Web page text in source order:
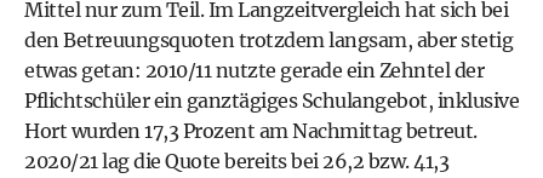
Mittel nur zum Teil. Im Langzeitvergleich hat sich bei
den Betreuungsquoten trotzdem langsam, aber stetig
etwas getan: 2010/11 nutzte gerade ein Zehntel der
Pflichtschüler ein ganztägiges Schulangebot, inklusive
Hort wurden 17,3 Prozent am Nachmittag betreut.
2020/21 lag die Quote bereits bei 26,2 bzw. 41,3